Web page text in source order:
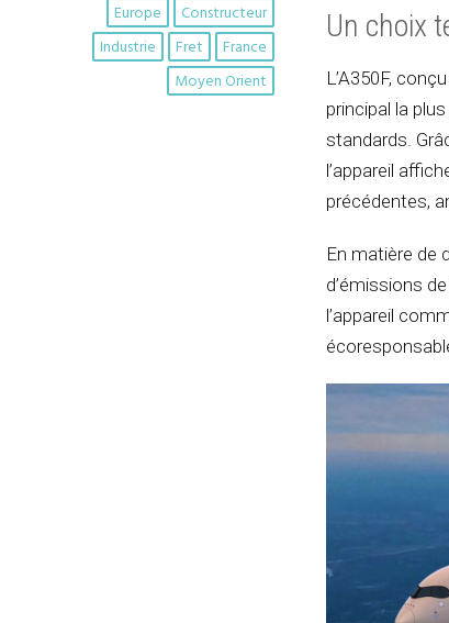
Constructeur
Europe
France
Fret
Industrie
Moyen Orient
Un choix
L’A350F,
principal la
standards.
l’appareil
précédentes,
En matière de
d’émissions
l’appareil